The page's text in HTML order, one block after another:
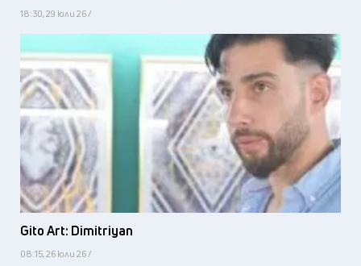
18:30, 29 юли 26 /
Gito Art: Dimitriyan
08:15, 26 юли 26 /